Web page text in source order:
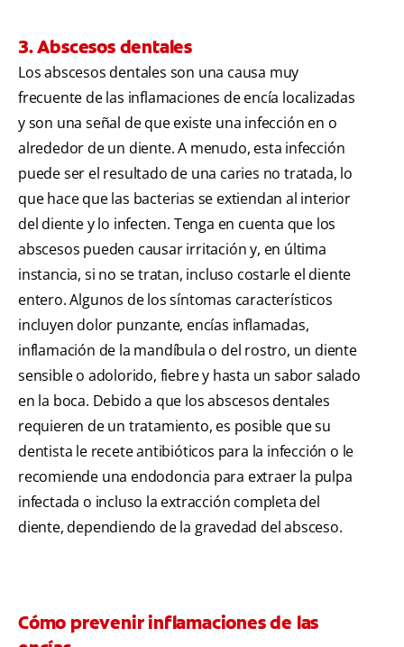
3. Abscesos dentales
Los abscesos dentales son una causa muy
frecuente de las inflamaciones de encía localizadas
y son una señal de que existe una infección en o
alrededor de un diente. A menudo, esta infección
puede ser el resultado de una caries no tratada, lo
que hace que las bacterias se extiendan al interior
del diente y lo infecten. Tenga en cuenta que los
abscesos pueden causar irritación y, en última
instancia, si no se tratan, incluso costarle el diente
entero. Algunos de los síntomas característicos
incluyen dolor punzante, encías inflamadas,
inflamación de la mandíbula o del rostro, un diente
sensible o adolorido, fiebre y hasta un sabor salado
en la boca. Debido a que los abscesos dentales
requieren de un tratamiento, es posible que su
dentista le recete antibióticos para la infección o le
recomiende una endodoncia para extraer la pulpa
infectada o incluso la extracción completa del
diente, dependiendo de la gravedad del absceso.
Cómo prevenir inflamaciones de las